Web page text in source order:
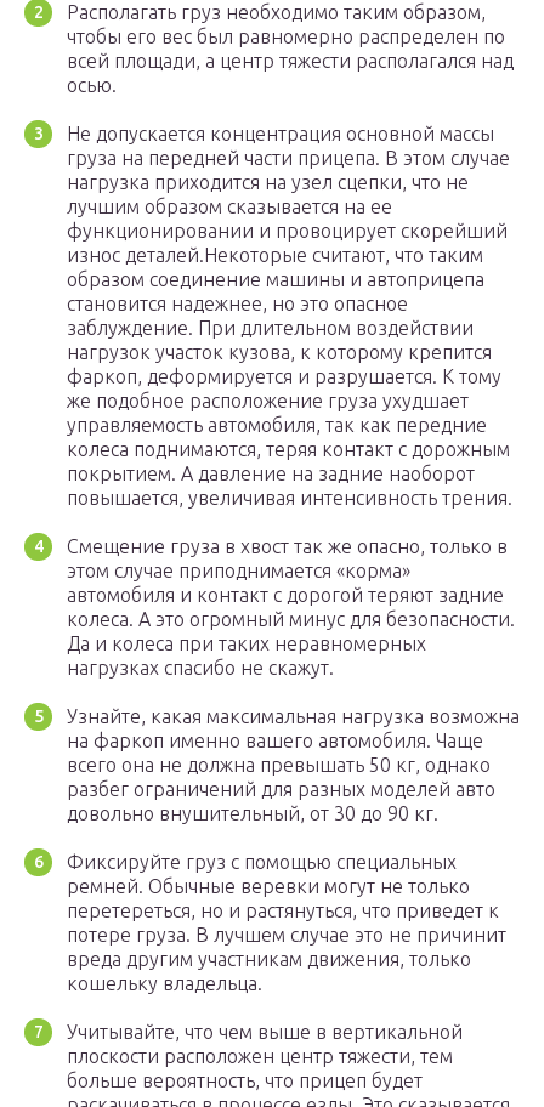
Располагать груз необходимо таким образом,
чтобы его вес был равномерно распределен по
всей площади, а центр тяжести располагался над
осью.
Не допускается концентрация основной массы
груза на передней части прицепа. В этом случае
нагрузка приходится на узел сцепки, что не
лучшим образом сказывается на ее
функционировании и провоцирует скорейший
износ деталей.Некоторые считают, что таким
образом соединение машины и автоприцепа
становится надежнее, но это опасное
заблуждение. При длительном воздействии
нагрузок участок кузова, к которому крепится
фаркоп, деформируется и разрушается. К тому
же подобное расположение груза ухудшает
управляемость автомобиля, так как передние
колеса поднимаются, теряя контакт с дорожным
покрытием. А давление на задние наоборот
повышается, увеличивая интенсивность трения.
Смещение груза в хвост так же опасно, только в
этом случае приподнимается «корма»
автомобиля и контакт с дорогой теряют задние
колеса. А это огромный минус для безопасности.
Да и колеса при таких неравномерных
нагрузках спасибо не скажут.
Узнайте, какая максимальная нагрузка возможна
на фаркоп именно вашего автомобиля. Чаще
всего она не должна превышать 50 кг, однако
разбег ограничений для разных моделей авто
довольно внушительный, от 30 до 90 кг.
Фиксируйте груз с помощью специальных
ремней. Обычные веревки могут не только
перетереться, но и растянуться, что приведет к
потере груза. В лучшем случае это не причинит
вреда другим участникам движения, только
кошельку владельца.
Учитывайте, что чем выше в вертикальной
плоскости расположен центр тяжести, тем
больше вероятность, что прицеп будет